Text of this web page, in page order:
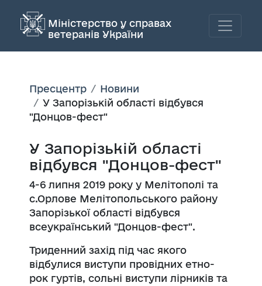
Міністерство у справах
ветеранів України
Пресцентр
Новини
У Запорізькій області відбувся
"Донцов-фест"
У Запорізькій області
відбувся "Донцов-фест"
4-6 липня 2019 року у Мелітополі та
с.Орлове Мелітопольського району
Запорізької області відбувся
всеукраїнський "Донцов-фест".
Триденний захід під час якого
відбулися виступи провідних етно-
рок гуртів, сольні виступи лірників та